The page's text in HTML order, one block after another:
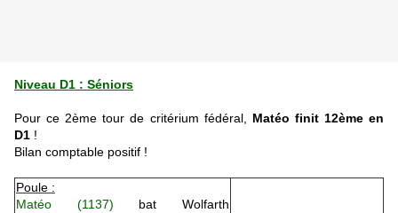
Niveau D1 : Séniors
Pour ce 2ème tour de critérium fédéral, Matéo finit 12ème en
D1 !
Bilan comptable positif !
Poule :
Matéo (1137) batWolfarth